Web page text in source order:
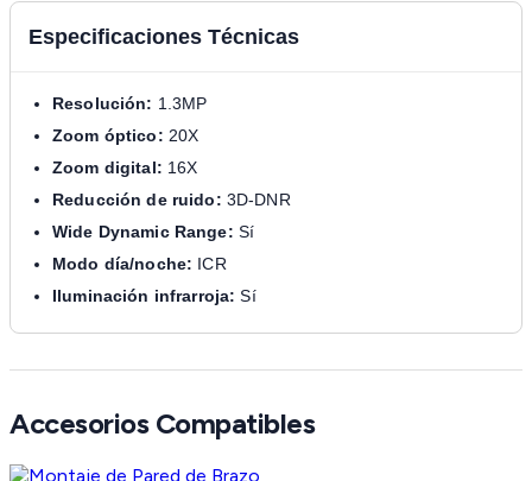
Especificaciones Técnicas
Resolución: 1.3MP
Zoom óptico: 20X
Zoom digital: 16X
Reducción de ruido: 3D-DNR
Wide Dynamic Range: Sí
Modo día/noche: ICR
Iluminación infrarroja: Sí
Accesorios Compatibles